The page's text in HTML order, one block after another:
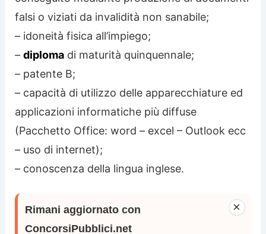
falsi o viziati da invalidità non sanabile;
– idoneità fisica all’impiego;
–diploma di maturità quinquennale;
– patente B;
– capacità di utilizzo delle apparecchiature ed
applicazioni informatiche più diffuse
(Pacchetto Office: word – excel – Outlook ecc
– uso di internet);
– conoscenza della lingua inglese.
×
Rimani aggiornato con
ConcorsiPubblici.net